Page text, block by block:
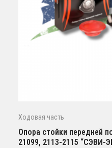
Ходовая часть
Опора стойки передней
21099, 2113-2115 “СЭВИ-